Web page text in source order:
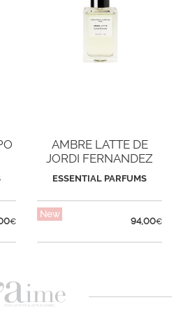
€
AMBRE LATTE DE
JORDI FERNANDEZ
ESSENTIAL PARFUMS
New
94,00€